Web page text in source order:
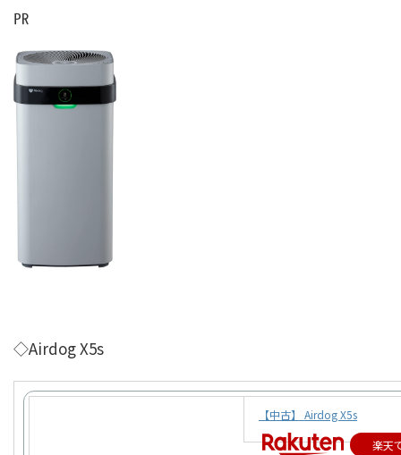
㏚
◇Airdog X5s
【中古】 Airdog X5s
楽天